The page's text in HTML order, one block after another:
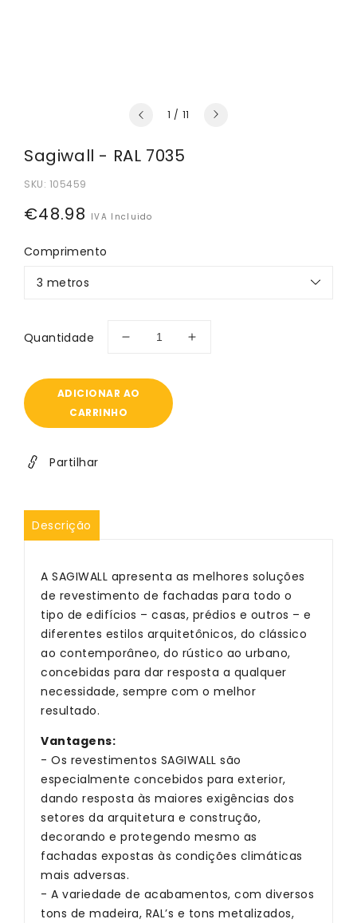
1 / de
11
Sagiwall - RAL 7035
SKU: 105459
Preço
€48.98 IVA Incluido
Comprimento
Quantidade
Diminuir
quantidade
de
Sagiwall
-
Aumentar
ADICIONAR AO
CARRINHO
Partilhar
Descrição
A SAGIWALL apresenta as melhores soluções
de revestimento de fachadas para todo o
tipo de edifícios – casas, prédios e outros – e
diferentes estilos arquitetônicos, do clássico
ao contemporâneo, do rústico ao urbano,
concebidas para dar resposta a qualquer
necessidade, sempre com o melhor
resultado.
Vantagens:
- Os revestimentos SAGIWALL são
especialmente concebidos para exterior,
dando resposta às maiores exigências dos
setores da arquitetura e construção,
decorando e protegendo mesmo as
fachadas expostas às condições climáticas
mais adversas.
- A variedade de acabamentos, com diversos
tons de madeira, RAL’s e tons metalizados,